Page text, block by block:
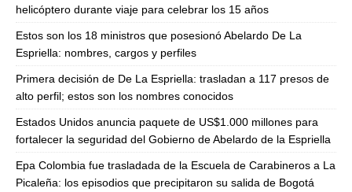
helicóptero durante viaje para celebrar los 15 años
Estos son los 18 ministros que posesionó Abelardo De La
Espriella: nombres, cargos y perfiles
Primera decisión de De La Espriella: trasladan a 117 presos de
alto perfil; estos son los nombres conocidos
Estados Unidos anuncia paquete de US$1.000 millones para
fortalecer la seguridad del Gobierno de Abelardo de la Espriella
Epa Colombia fue trasladada de la Escuela de Carabineros a La
Picaleña: los episodios que precipitaron su salida de Bogotá